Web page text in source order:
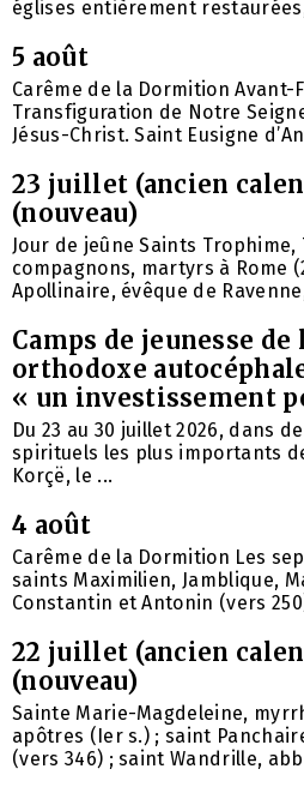
églises entièrement
5 août
Carême de la Dormition Avant-
Transfiguration de Notre
Jésus-Christ. Saint Eusigne
23 juillet (ancien
(nouveau)
Jour de jeûne Saints
compagnons, martyrs à Rome
Apollinaire, évêque de
Camps de jeunesse de
orthodoxe
« un investissement
Du 23 au 30 juillet 2026, dans
spirituels les plus importants
Korçë, le ...
4 août
Carême de la Dormition Les
saints Maximilien, Jamblique,
Constantin et Antonin (vers
22 juillet (ancien
(nouveau)
Sainte Marie-Magdeleine,
apôtres (Ier s.) ; saint
(vers 346) ; saint Wandrille,